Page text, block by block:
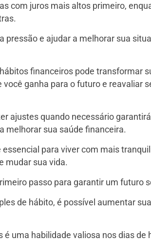
com juros mais altos primeiro,
pressão e ajudar a melhorar sua
financeiros pode transformar
ganha para o futuro e reavaliar
ajustes quando necessário
melhorar sua saúde financeira.
para viver com mais
mudar sua vida.
passo para garantir um futuro
de hábito, é possível aumentar
uma habilidade valiosa nos dias de